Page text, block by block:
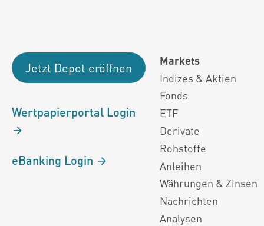
Jetzt Depot eröffnen
Wertpapierportal Login
eBanking Login
Markets
Indizes & Aktien
Fonds
ETF
Derivate
Rohstoffe
Anleihen
Währungen & Zinsen
Nachrichten
Analysen